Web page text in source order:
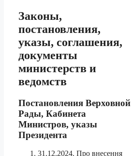
Законы,
постановления,
указы, соглашения,
документы
министерств и
ведомств
Постановления Верховной
Рады, Кабинета
Министров, указы
Президента
31.12.2024. Про внесення